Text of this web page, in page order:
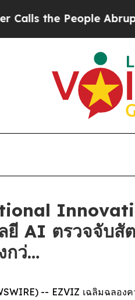
People Abruptly
ยี AI ตรวจจับ
กว่…
-- EZVIZ เฉลิมฉล